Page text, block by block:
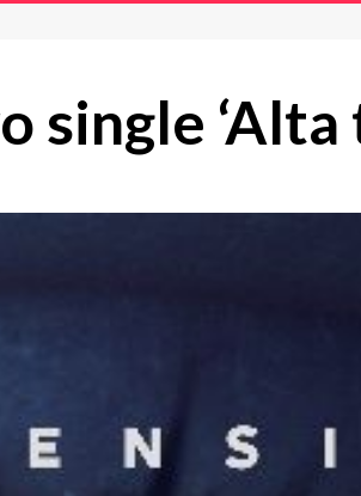
single ‘Alta